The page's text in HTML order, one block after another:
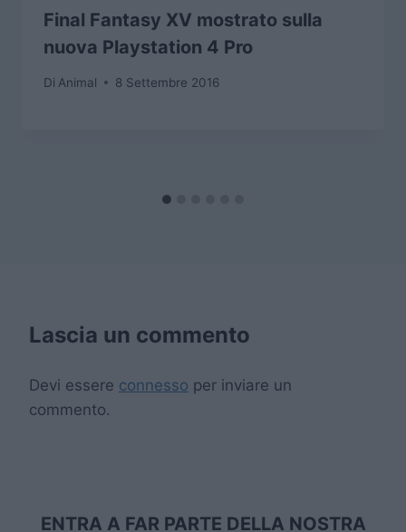
Final Fantasy XV mostrato sulla
nuova Playstation 4 Pro
Di Animal 8 Settembre 2016
Lascia un commento
Devi essere connesso per inviare un
commento.
ENTRA A FAR PARTE DELLA NOSTRA